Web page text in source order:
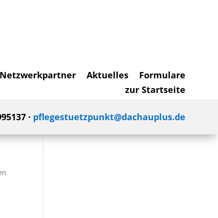
Netzwerkpartner Aktuelles
Formulare
zur Startseite
· pflegestuetzpunkt@dachauplus.de